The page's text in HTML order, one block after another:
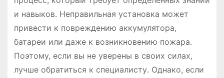
и навыков․ Неправильная установка может
привести к повреждению аккумулятора,
батареи или даже к возникновению пожара․
Поэтому, если вы не уверены в своих силах,
лучше обратиться к специалисту․ Однако, если